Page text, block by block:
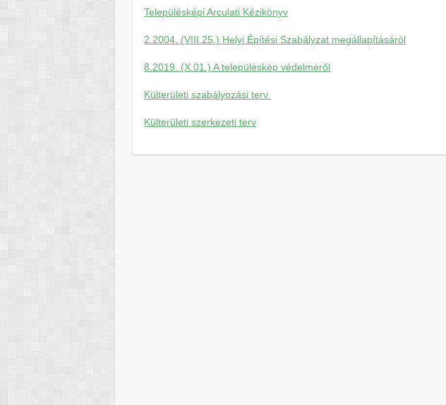
Településképi Arculati Kézikönyv
2.2004. (VIII.25.) Helyi Építési Szabályzat megállapításáról
8.2019. (X.01.) A településkép védelméről
Külterületi szabályozási terv
Külterületi szerkezeti terv